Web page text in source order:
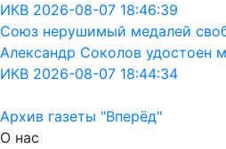
ИКВ 2026-08-07 18:46:39
Союз нерушимый медалей
Александр Соколов удостоен
ИКВ 2026-08-07 18:44:34
Архив газеты "Вперёд"
О нас